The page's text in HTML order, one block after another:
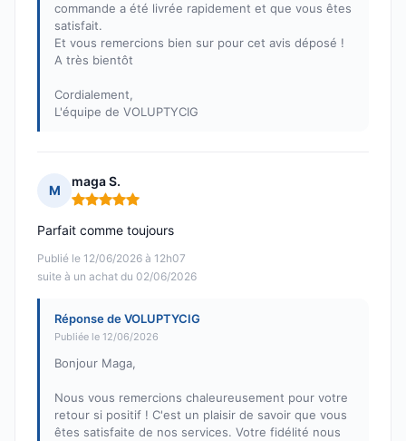
commande a été livrée rapidement et que vous êtes
satisfait.
Et vous remercions bien sur pour cet avis déposé !
A très bientôt
Cordialement,
L'équipe de VOLUPTYCIG
M
maga S.
Note : 5 sur 5
Publié le 12/06/2026 à 12h07
suite à un achat du 02/06/2026
Parfait comme toujours
Réponse de VOLUPTYCIG
Publiée le 12/06/2026
Bonjour Maga,
Nous vous remercions chaleureusement pour votre
retour si positif ! C'est un plaisir de savoir que vous
êtes satisfaite de nos services. Votre fidélité nous